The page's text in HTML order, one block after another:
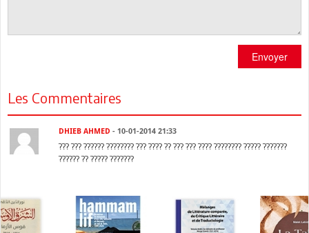
Envoyer
Les Commentaires
DHIEB AHMED - 10-01-2014 21:33
??? ??? ?????? ???????? ??? ???? ?? ??? ??? ???? ???????? ????? ???????
?????? ?? ????? ???????